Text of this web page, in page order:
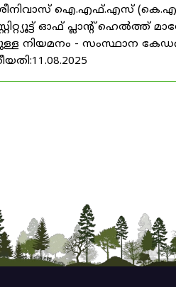
ഐ.എഫ്.എസ്
ഓഫ് പ്ലാന്റ് ഹെൽത്ത്
നിയമനം - സംസ്ഥാന